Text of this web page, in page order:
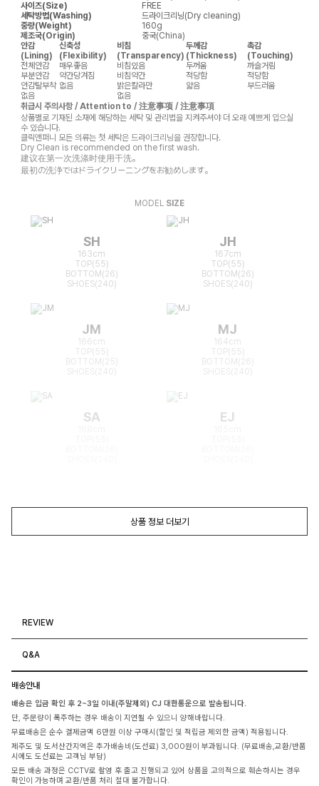
사이즈(Size)
FREE
세탁방법(Washing)
드라이크리닝(Dry cleaning)
중량(Weight)
160g
제조국(Origin)
중국(China)
안감
(Lining)
신축성
(Flexibility)
비침
(Transparency)
두께감
(Thickness)
촉감
(Touching)
전체안감
매우좋음 비침있음 두꺼움
까슬거림
부분안감
약간당겨짐 비침약간 적당함
적당함
안감탈부착 없음 밝은칼라만 얇음
부드러움
없음
없음
취급시 주의사항 / Attention to / 注意事项 / 注意事項
상품별로 기재된 소재에 해당하는 세탁 및 관리법을 지켜주셔야 더 오래 예쁘게 입으실
수 있습니다.
클릭앤퍼니 모든 의류는 첫 세탁은 드라이크리닝을 권장합니다.
Dry Clean is recommended on the first wash.
建议在第一次洗涤时使用干洗。
最初の洗浄ではドライクリーニングをお勧めします。
MODEL SIZE
SH
163cm
TOP(55)
BOTTOM(26)
SHOES(240)
JH
167cm
TOP(55)
BOTTOM(26)
SHOES(240)
JM
166cm
TOP(55)
BOTTOM(25)
MJ
164cm
TOP(55)
BOTTOM(26)
SA EJ
상품 정보 더보기
REVIEW
Q&A
배송안내
배송은 입금 확인 후 2~3일 이내(주말제외) CJ 대한통운으로 발송됩니다.
단, 주문량이 폭주하는 경우 배송이 지연될 수 있으니 양해바랍니다.
무료배송은 순수 결제금액 6만원 이상 구매시(할인 및 적립금 제외한 금액) 적용됩니다.
제주도 및 도서산간지역은 추가배송비(도선료) 3,000원이 부과됩니다. (무료배송,교환/반품
시에도 도선료는 고객님 부담)
모든 배송 과정은 CCTV로 촬영 후 출고 진행되고 있어 상품을 고의적으로 훼손하시는 경우
확인이 가능하며 교환/반품 처리 절대 불가합니다.